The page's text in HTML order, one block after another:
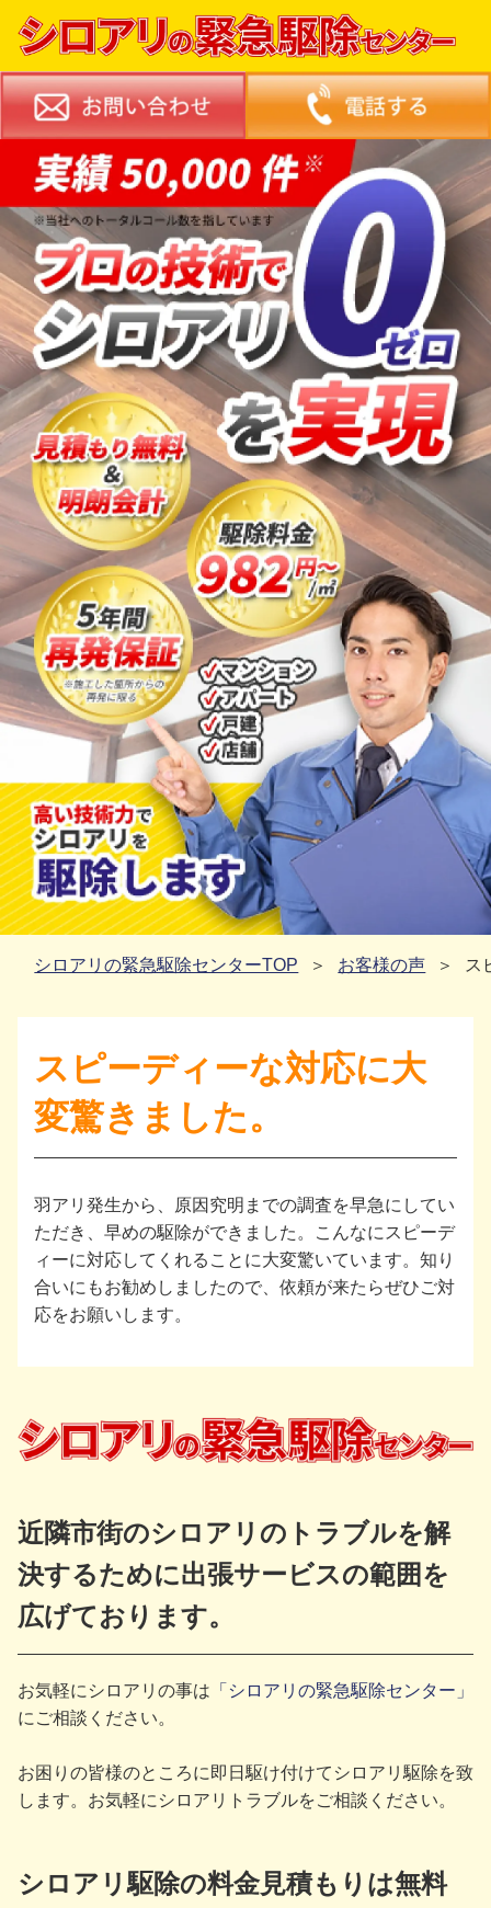
シロアリの緊急駆除センターTOP お客様の声 ス
スピーディーな対応に大
変驚きました。
羽アリ発生から、原因究明までの調査を早急にしてい
ただき、早めの駆除ができました。こんなにスピーデ
ィーに対応してくれることに大変驚いています。知り
合いにもお勧めしましたので、依頼が来たらぜひご対
応をお願いします。
近隣市街のシロアリのトラブルを解
決するために出張サービスの範囲を
広げております。
お気軽にシロアリの事は 「シロアリの緊急駆除センター」
にご相談ください。
お困りの皆様のところに即日駆け付けてシロアリ駆除を致
します。お気軽にシロアリトラブルをご相談ください。
シロアリ駆除の料金見積もりは無料